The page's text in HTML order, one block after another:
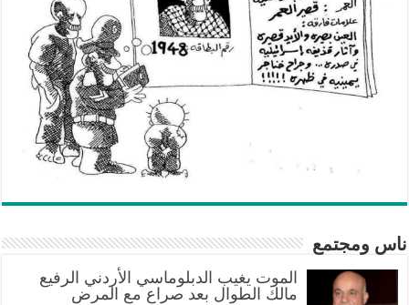
ناس ومجتمع
الموت يغيب الدبلوماسي الأردني الرفيع
مالك الطوال بعد صراع مع المرض